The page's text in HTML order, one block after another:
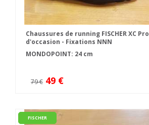
Chaussures de running FISCHER XC Pro
d'occasion - Fixations NNN
MONDOPOINT: 24 cm
79 € 49 €
FISCHER